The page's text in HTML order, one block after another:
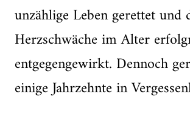
unzählige Leben gerettet und
Herzschwäche im Alter
entgegengewirkt. Dennoch
einige Jahrzehnte in